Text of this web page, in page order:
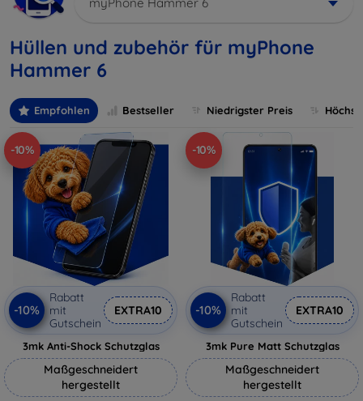
Hüllen und zubehör für myPhone
Hammer 6
Empfohlen Bestseller Niedrigster Preis
-10%
-10%
Rabatt
mit
Gutschein
EXTRA10
3mk Anti-Shock Schutzglas
Maßgeschneidert
hergestellt
-10%
-10%
Rabatt
mit
Gutschein
EXTRA10
3mk Pure Matt Schutzglas
Maßgeschneidert
hergestellt